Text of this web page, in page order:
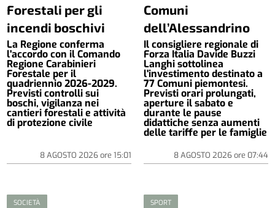
Forestali per gli
incendi boschivi
La Regione conferma
l'accordo con il Comando
Regione Carabinieri
Forestale per il
quadriennio 2026-2029.
Previsti controlli sui
boschi, vigilanza nei
cantieri forestali e attività
di protezione civile
8 AGOSTO 2026ore 15:01
Comuni
dell’Alessandrino
Il consigliere regionale di
Forza Italia Davide Buzzi
Langhi sottolinea
l'investimento destinato a
77 Comuni piemontesi.
Previsti orari prolungati,
aperture il sabato e
durante le pause
didattiche senza aumenti
delle tariffe per le famiglie
8 AGOSTO 2026ore 07:44
SOCIETÀ SPORT